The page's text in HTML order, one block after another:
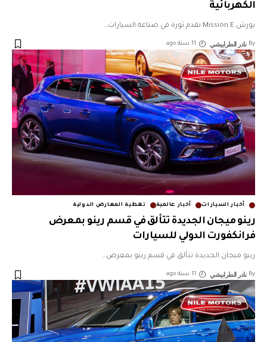
الكهربائية
بورش Mission E تقدم ثورة في صناعة السيارات …
By نادر الطرابيشي 11 سنة ago
أخبار السيارات أخبار عالمية تغطية المعارض الدولية
رينو ميجان الجديدة تتألق في قسم رينو بمعرض
فرانكفورت الدولي للسيارات
رينو ميجان الجديدة تتألق في قسم رينو بمعرض…
By نادر الطرابيشي 11 سنة ago